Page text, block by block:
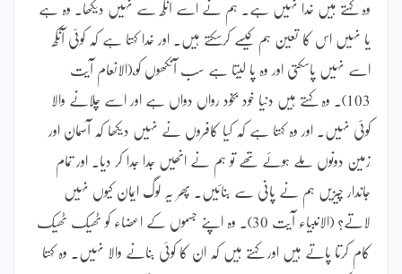
وہ کہتے ہیں خدا نہیں ہے۔ ہم نے اسے آنکھ سے نہیں دیکھا۔ وہ ہے
یا نہیں اس کا تعین ہم کیسے کرسکتے ہیں۔ اور خدا کہتا ہے کہ کوئی آنکھ
اسے نہیں پاسکتی اور وہ پا لیتا ہے سب آنکھوں کو،(الانعام آیت
103)۔ وہ کہتے ہیں دنیا خود بخود رواں دواں ہے اور اسے چلانے والا
کوئی نہیں۔ اور وہ کہتا ہے کہ کیا کافروں نے نہیں دیکھا کہ آسمان اور
زمین دونوں ملے ہوئے تھے تو ہم نے انھیں جدا جدا کر دیا۔ اور تمام
جاندار چیزیں ہم نے پانی سے بنائیں۔ پھر یہ لوگ ایمان کیوں نہیں
لاتے؟ (الانبیاء آیت 30)۔ وہ اپنے جسموں کے اعضاء کو ٹھیک ٹھیک
کام کرتا پاتے ہیں اور کہتے ہیں کہ ان کا کوئی بنانے والا نہیں۔ وہ کہتا